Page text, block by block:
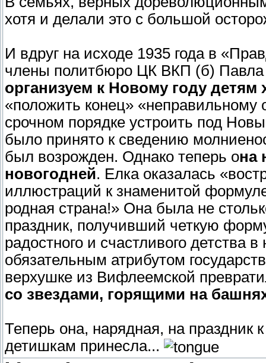
хотя и делали это с большой
И вдруг на исходе 1935 года в
члены политбюро ЦК ВКП (б)
организуем к Новому году
«положить конец»
срочном порядке устроить под
было принято к сведению
был возрожден. Однако теперь она
новогодней. Елка оказалась
иллюстраций к знаменитой
родная страна!» Она была не
праздник, получивший четкую
радостного и счастливого детства
обязательным атрибутом
верхушке из Вифлеемской
со звездами, горящими на
Теперь она, нарядная, на праздник
детишкам принесла...